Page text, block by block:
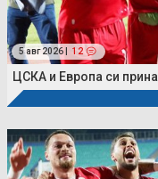
5 авг 2026 | 12
ЦСКА и Европа си